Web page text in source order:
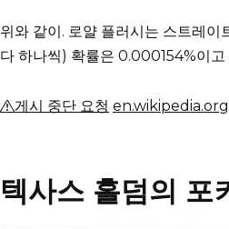
위와 같이. 로얄 플러시는 스트레이
다 하나씩) 확률은 0.000154%이고
게시 중단 요청 en.wikipedia.org
텍사스 홀덤의 포